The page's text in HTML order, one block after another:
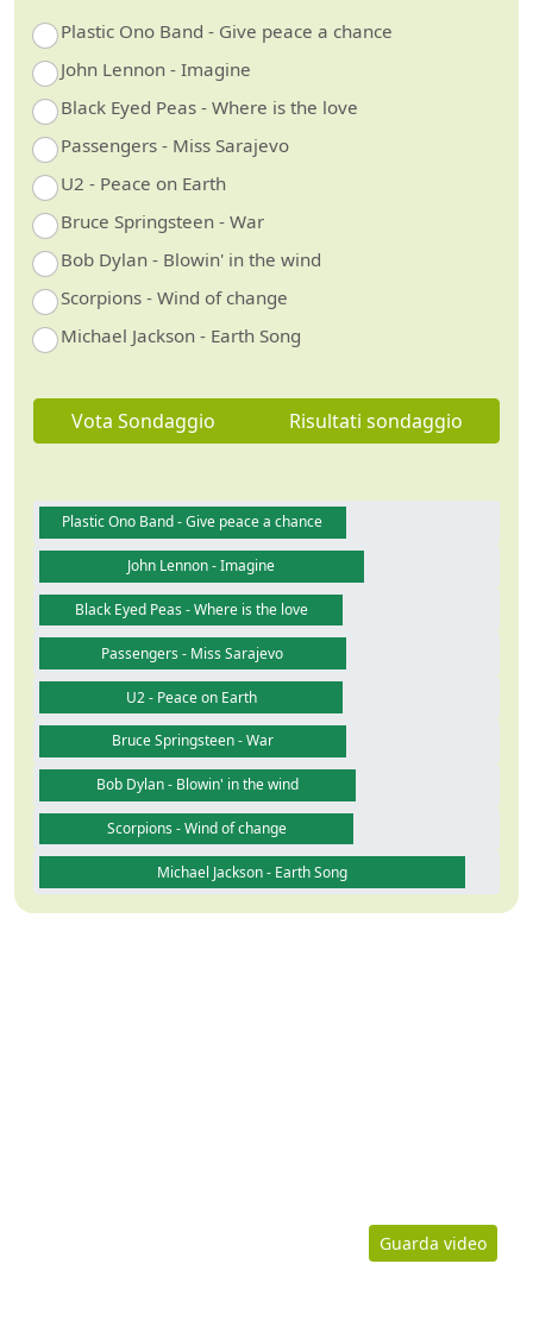
Guarda video
Plastic Ono Band - Give peace a chance
John Lennon - Imagine
Black Eyed Peas - Where is the love
Passengers - Miss Sarajevo
U2 - Peace on Earth
Bruce Springsteen - War
Bob Dylan - Blowin' in the wind
Scorpions - Wind of change
Michael Jackson - Earth Song
Vota Sondaggio Risultati sondaggio
Plastic Ono Band - Give peace a chance
John Lennon - Imagine
Black Eyed Peas - Where is the love
Passengers - Miss Sarajevo
U2 - Peace on Earth
Bruce Springsteen - War
Bob Dylan - Blowin' in the wind
Scorpions - Wind of change
Michael Jackson - Earth Song